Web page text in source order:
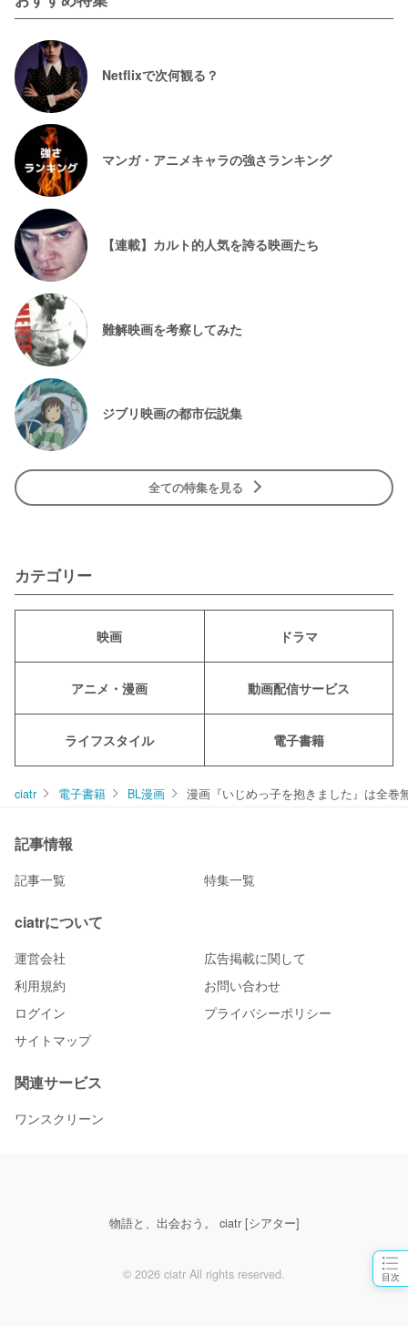
目次
Netflixで次何観る？
マンガ・アニメキャラの強さランキング
【連載】カルト的人気を誇る映画たち
難解映画を考察してみた
ジブリ映画の都市伝説集
全ての特集を見る
カテゴリー
映画 ドラマ
アニメ・漫画 動画配信サービス
ライフスタイル 電子書籍
ciatr 電子書籍 BL漫画 漫画『いじめっ子を抱きました』は全巻
記事情報
記事一覧 特集一覧
ciatrについて
運営会社
広告掲載に関して
利用規約
お問い合わせ
ログイン
プライバシーポリシー
サイトマップ
関連サービス
ワンスクリーン
物語と、出会おう。 ciatr [シアター]
© 2026 ciatr All rights reserved.